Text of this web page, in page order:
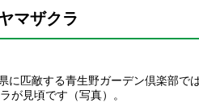
マザクラ
に匹敵する青生野ガーデン倶楽部で
が見頃です（写真）。